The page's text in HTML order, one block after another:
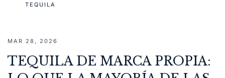
TEQUILA
MAR 28, 2026
TEQUILA DE MARCA PROPIA: